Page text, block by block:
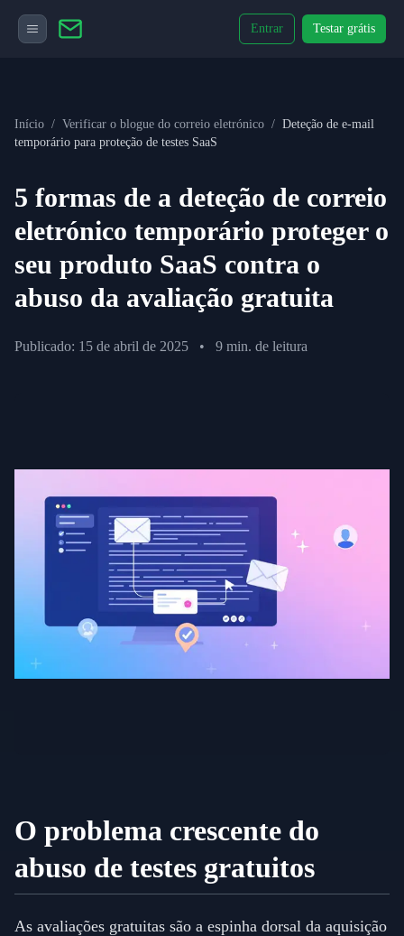
Entrar Testar grátis
Início / Verificar o blogue do correio eletrónico / Deteção de e-mail
temporário para proteção de testes SaaS
5 formas de a deteção de correio
eletrónico temporário proteger o
seu produto SaaS contra o
abuso da avaliação gratuita
Publicado: 15 de abril de 2025 • 9 min. de leitura
O problema crescente do
abuso de testes gratuitos
As avaliações gratuitas são a espinha dorsal da aquisição